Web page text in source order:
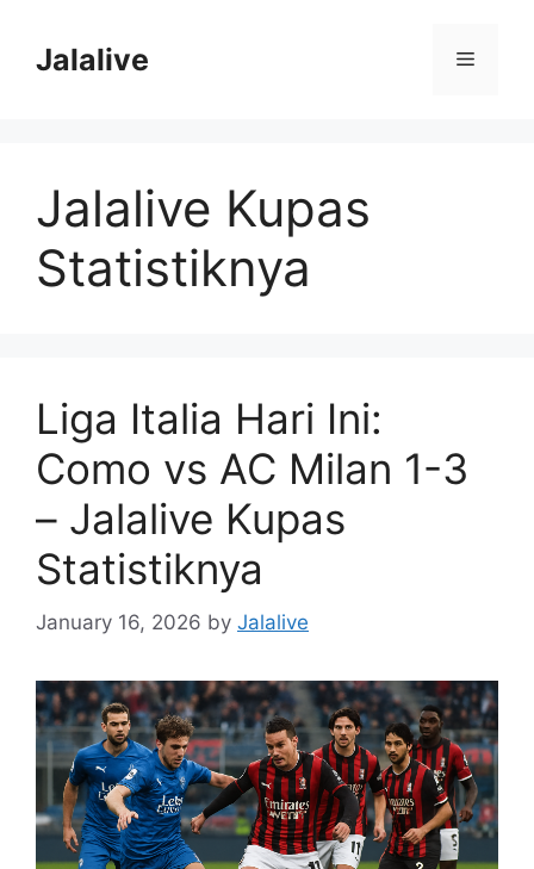
contentJalalive Menu
Jalalive Kupas
Statistiknya
Liga Italia Hari Ini:
Como vs AC Milan 1-3
– Jalalive Kupas
Statistiknya
January 16, 2026 by Jalalive